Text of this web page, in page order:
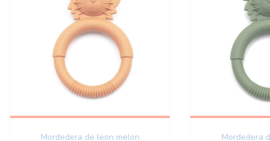
Mordedera de leon melon Mordedera